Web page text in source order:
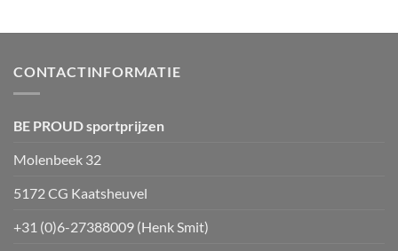
CONTACTINFORMATIE
BE PROUD sportprijzen
Molenbeek 32
5172 CG Kaatsheuvel
+31 (0)6-27388009 (Henk Smit)